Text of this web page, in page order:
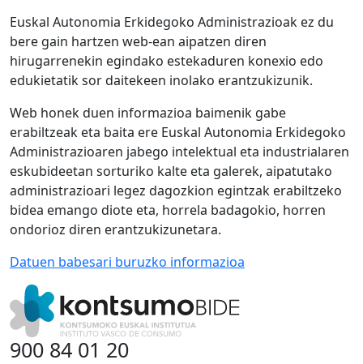
Euskal Autonomia Erkidegoko Administrazioak ez du
bere gain hartzen web-ean aipatzen diren
hirugarrenekin egindako estekaduren konexio edo
edukietatik sor daitekeen inolako erantzukizunik.
Web honek duen informazioa baimenik gabe
erabiltzeak eta baita ere Euskal Autonomia Erkidegoko
Administrazioaren jabego intelektual eta industrialaren
eskubideetan sorturiko kalte eta galerek, aipatutako
administrazioari legez dagozkion egintzak erabiltzeko
bidea emango diote eta, horrela badagokio, horren
ondorioz diren erantzukizunetara.
Datuen babesari buruzko informazioa
900 84 01 20